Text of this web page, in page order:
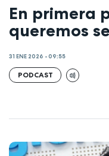
En primera
queremos
31 ENE 2026 - 09:55
PODCAST